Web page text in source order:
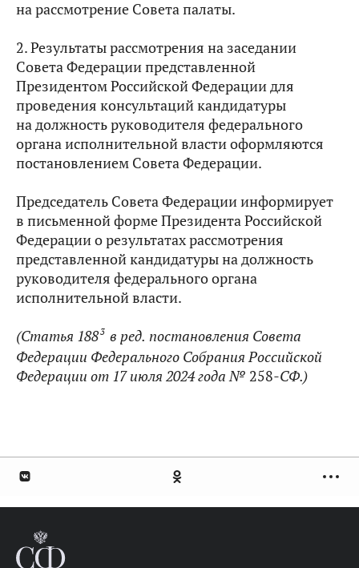
на рассмотрение Совета палаты.
2. Результаты рассмотрения на заседании
Совета Федерации представленной
Президентом Российской Федерации для
проведения консультаций кандидатуры
на должность руководителя федерального
органа исполнительной власти оформляются
постановлением Совета Федерации.
Председатель Совета Федерации информирует
в письменной форме Президента Российской
Федерации о результатах рассмотрения
представленной кандидатуры на должность
руководителя федерального органа
исполнительной власти.
(Статья 1883 в ред. постановления Совета
Федерации Федерального Собрания Российской
Федерации от 17 июля 2024 года № 258-СФ.)